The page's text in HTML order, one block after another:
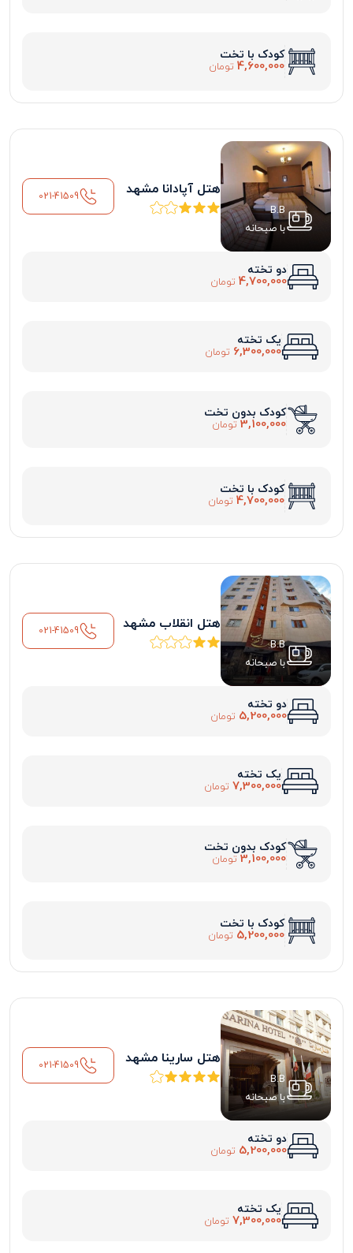
کودک با تخت
4,600,000 تومان
B.B
با صبحانه
هتل آپادانا مشهد 021-41509
دو تخته
4,700,000 تومان
یک تخته
6,300,000 تومان
کودک بدون تخت
3,100,000 تومان
کودک با تخت
4,700,000 تومان
B.B
با صبحانه
هتل انقلاب مشهد 021-41509
دو تخته
5,200,000 تومان
یک تخته
7,300,000 تومان
کودک بدون تخت
3,100,000 تومان
کودک با تخت
5,200,000 تومان
B.B
با صبحانه
هتل سارینا مشهد 021-41509
دو تخته
5,200,000 تومان
یک تخته
7,300,000 تومان